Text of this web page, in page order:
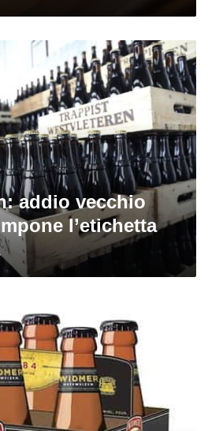
addio vecchio
l’etichetta